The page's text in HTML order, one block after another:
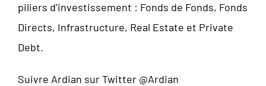
piliers d’investissement : Fonds de Fonds, Fonds
Directs, Infrastructure, Real Estate et Private
Debt.
Suivre Ardian sur Twitter @Ardian